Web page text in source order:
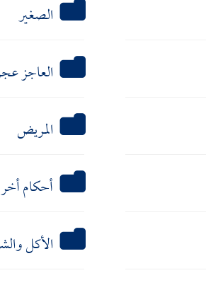
الصغير
العاجز
المريض
أحكام
الأكل